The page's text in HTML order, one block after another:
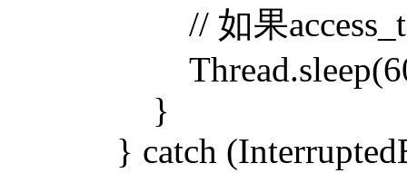
// 如果
Thread.sleep(60
}
} catch